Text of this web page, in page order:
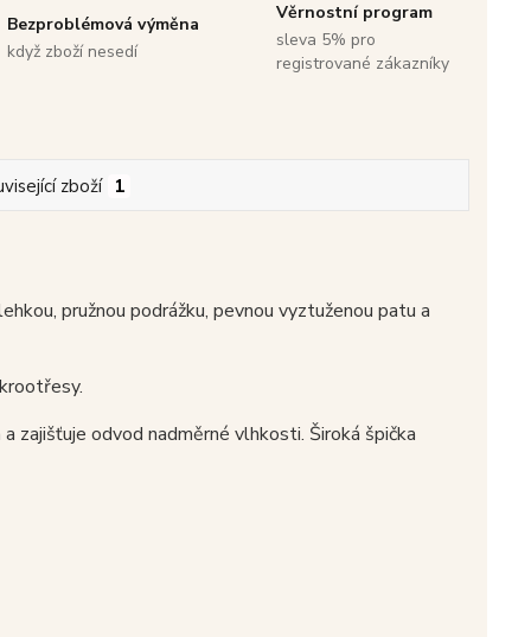
Bezproblémová výměna
když zboží nesedí
Věrnostní program
sleva 5% pro
registrované zákazníky
zboží 1
pružnou podrážku, pevnou vyztuženou patu a
zajišťuje odvod nadměrné vlhkosti. Široká špička